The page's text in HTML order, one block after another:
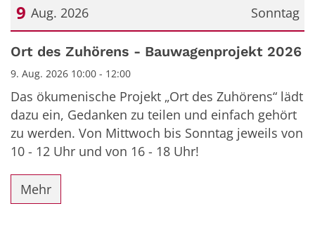
Sonntag
9 Aug. 2026
Datum: 9. August 2026
Ort des Zuhörens - Bauwagenprojekt 2026
9. Aug. 2026 10:00 - 12:00
Das ökumenische Projekt „Ort des Zuhörens“ lädt
dazu ein, Gedanken zu teilen und einfach gehört
zu werden. Von Mittwoch bis Sonntag jeweils von
10 - 12 Uhr und von 16 - 18 Uhr!
Mehr